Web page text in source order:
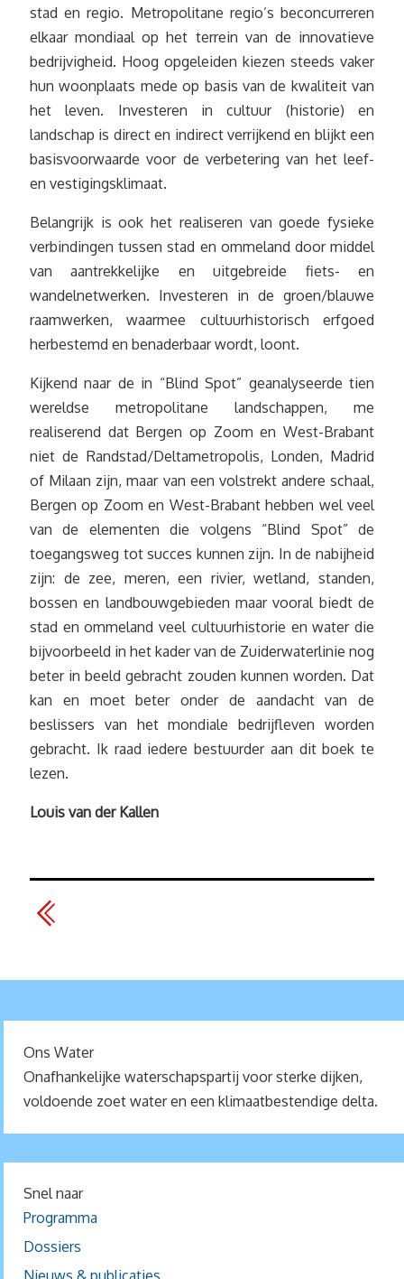
stad en regio. Metropolitane regio’s beconcurreren
elkaar mondiaal op het terrein van de innovatieve
bedrijvigheid. Hoog opgeleiden kiezen steeds vaker
hun woonplaats mede op basis van de kwaliteit van
het leven. Investeren in cultuur (historie) en
landschap is direct en indirect verrijkend en blijkt een
basisvoorwaarde voor de verbetering van het leef-
en vestigingsklimaat.
Belangrijk is ook het realiseren van goede fysieke
verbindingen tussen stad en ommeland door middel
van aantrekkelijke en uitgebreide fiets- en
wandelnetwerken. Investeren in de groen/blauwe
raamwerken, waarmee cultuurhistorisch erfgoed
herbestemd en benaderbaar wordt, loont.
Kijkend naar de in “Blind Spot” geanalyseerde tien
wereldse metropolitane landschappen, me
realiserend dat Bergen op Zoom en West-Brabant
niet de Randstad/Deltametropolis, Londen, Madrid
of Milaan zijn, maar van een volstrekt andere schaal,
Bergen op Zoom en West-Brabant hebben wel veel
van de elementen die volgens “Blind Spot” de
toegangsweg tot succes kunnen zijn. In de nabijheid
zijn: de zee, meren, een rivier, wetland, standen,
bossen en landbouwgebieden maar vooral biedt de
stad en ommeland veel cultuurhistorie en water die
bijvoorbeeld in het kader van de Zuiderwaterlinie nog
beter in beeld gebracht zouden kunnen worden. Dat
kan en moet beter onder de aandacht van de
beslissers van het mondiale bedrijfleven worden
gebracht. Ik raad iedere bestuurder aan dit boek te
lezen.
Louis van der Kallen
Ons Water
Onafhankelijke waterschapspartij voor sterke dijken,
voldoende zoet water en een klimaatbestendige delta.
Snel naar
Programma
Dossiers